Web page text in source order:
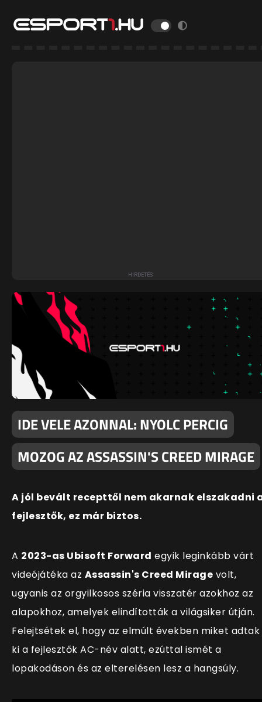
IDE VELE AZONNAL: NYOLC PERCIG
MOZOG AZ ASSASSIN'S CREED MIRAGE
A jól bevált recepttől nem akarnak elszakadni
fejlesztők, ez már biztos.
A 2023-as Ubisoft Forward egyik leginkább várt
videójátéka az Assassin's Creed Mirage volt,
ugyanis az orgyilkosos széria visszatér azokhoz az
alapokhoz, amelyek elindították a világsiker útján.
Felejtsétek el, hogy az elmúlt években miket adtak
ki a fejlesztők AC-név alatt, ezúttal ismét a
lopakodáson és az elterelésen lesz a hangsúly.